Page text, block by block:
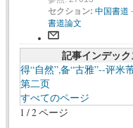
セクション: 中国書道 -
書道論文
記事インデック
得“自然”,备“古雅”--评米
第二页
すべてのページ
1 / 2 ページ